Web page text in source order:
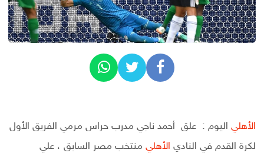
الأهلي اليوم : علق أحمد ناجي مدرب حراس مرمي الفريق الأول
لكرة القدم في النادي الأهلي منتخب مصر السابق ، علي